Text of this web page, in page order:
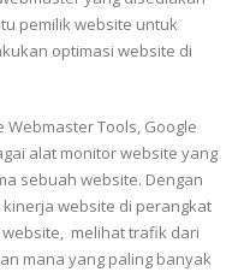
pemilik website untuk
optimasi website di
Tools, Google
alat monitor website yang
sebuah website. Dengan
website di perangkat
melihat trafik dari
mana yang paling banyak